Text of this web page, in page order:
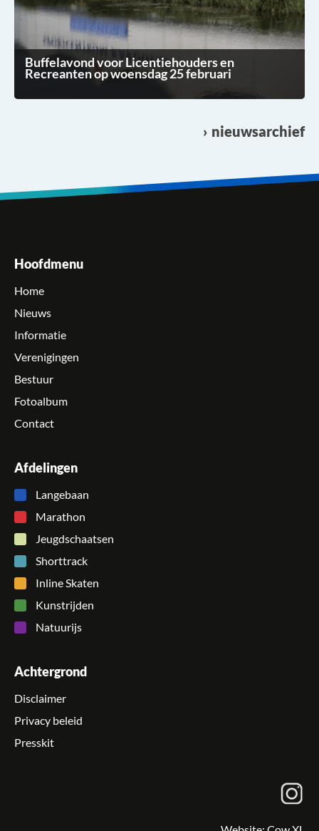
Buffelavond voor Licentiehouders en
Recreanten op woensdag 25 februari
nieuwsarchief
Hoofdmenu
Home
Nieuws
Informatie
Verenigingen
Bestuur
Fotoalbum
Contact
Afdelingen
Langebaan
Marathon
Jeugdschaatsen
Shorttrack
Inline Skaten
Kunstrijden
Natuurijs
Achtergrond
Disclaimer
Privacy beleid
Presskit